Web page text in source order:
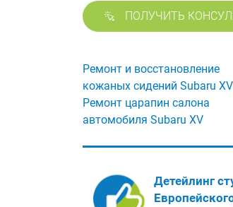
ПОЛУЧИТЬ
Ремонт и восстановление
кожаных сидений Subaru XV
Ремонт царапин салона
автомобиля Subaru XV
Детейлинг